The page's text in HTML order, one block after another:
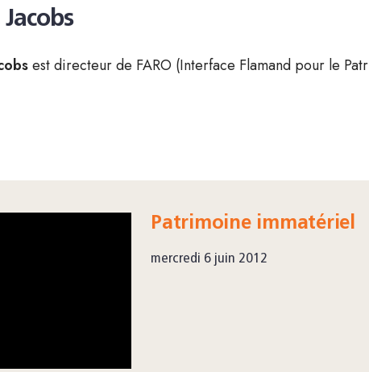
est directeur de FARO (Interface Flamand pour le
Patrimoine immatériel
mercredi 6 juin 2012